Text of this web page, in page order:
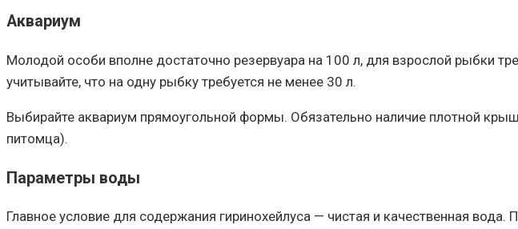
Аквариум
Молодой особи вполне достаточно резервуара на 100 л, для взрослой рыбки
учитывайте, что на одну рыбку требуется не менее 30 л.
Выбирайте аквариум прямоугольной формы. Обязательно наличие плотной
питомца).
Параметры воды
Главное условие для содержания гиринохейлуса — чистая и качественная